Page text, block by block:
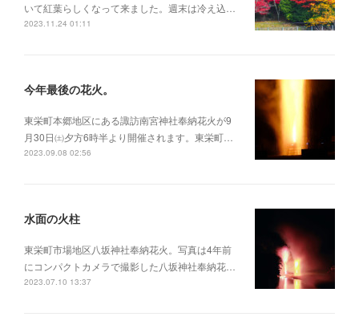
いて紅葉らしくなって来ました。週末は冷え込…
2023.11.24 01:11
今年最後の花火。
東栄町本郷地区にある諏訪南宮神社奉納花火が9
月30日㈯夕方6時半より開催されます。東栄町…
2023.09.08 02:56
水面の火柱
東栄町市場地区八坂神社奉納花火。写真は4年前
にコンパクトカメラで撮影した八坂神社奉納花…
2023.07.10 13:37